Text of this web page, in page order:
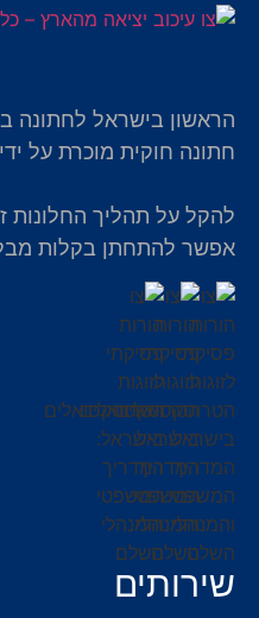
הראשון בישראל לחתונה
חתונה חוקית מוכרת על
להקל על תהליך החלונות
אפשר להתחתן בקלות
שירותים